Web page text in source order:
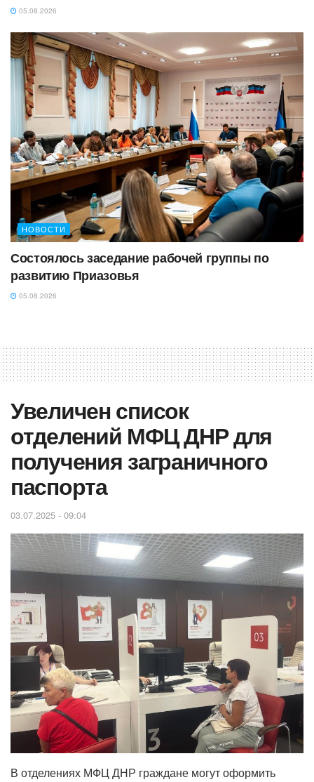
05.08.2026
НОВОСТИ
Состоялось заседание рабочей группы по
развитию Приазовья
05.08.2026
Увеличен список
отделений МФЦ ДНР для
получения заграничного
паспорта
03.07.2025 - 09:04
В отделениях МФЦ ДНР граждане могут оформить